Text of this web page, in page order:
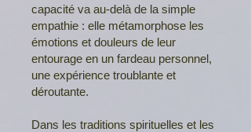
capacité va au-delà de la simple
empathie : elle métamorphose les
émotions et douleurs de leur
entourage en un fardeau personnel,
une expérience troublante et
déroutante.
Dans les traditions spirituelles et les